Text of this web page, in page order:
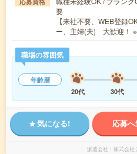
要
【来社不要、WEB登録
ー、主婦(夫) 大歓迎！
職場の雰囲気
年齢層
20代
30代
気になる! 応募
派遣会社 株式会社